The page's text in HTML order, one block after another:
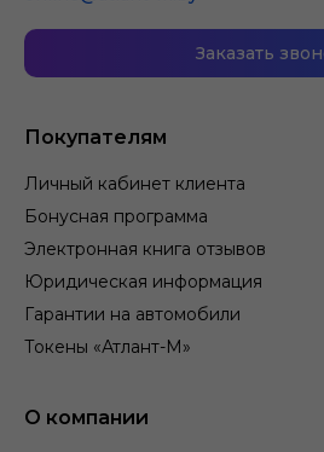
Покупателям
Личный кабинет клиента
Бонусная программа
Электронная книга отзывов
Юридическая информация
Гарантии на автомобили
Токены «Атлант-М»
О компании
Заказать